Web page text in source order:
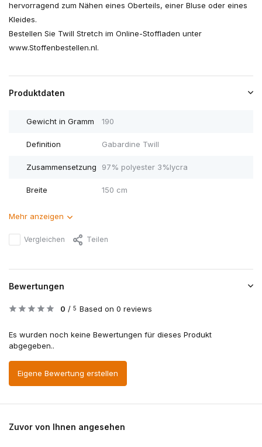
hervorragend zum Nähen eines Oberteils, einer Bluse oder eines
Kleides.
Bestellen Sie Twill Stretch im Online-Stoffladen unter
www.Stoffenbestellen.nl.
Produktdaten
Gewicht in Gramm 190
Definition Gabardine Twill
Zusammensetzung 97% polyester 3%lycra
Breite 150 cm
Mehr anzeigen
Vergleichen Teilen
Bewertungen
0 / 5 Based on 0 reviews
Es wurden noch keine Bewertungen für dieses Produkt
abgegeben..
Eigene Bewertung erstellen
Zuvor von Ihnen angesehen